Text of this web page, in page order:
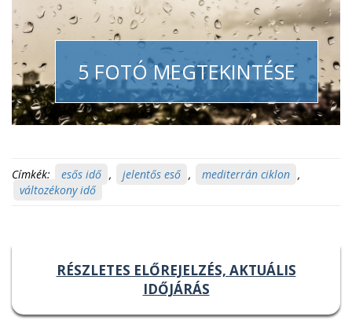
5 FOTÓ MEGTEKINTÉSE
Címkék: esős idő , jelentős eső , mediterrán ciklon ,
változékony idő
RÉSZLETES ELŐREJELZÉS, AKTUÁLIS
IDŐJÁRÁS